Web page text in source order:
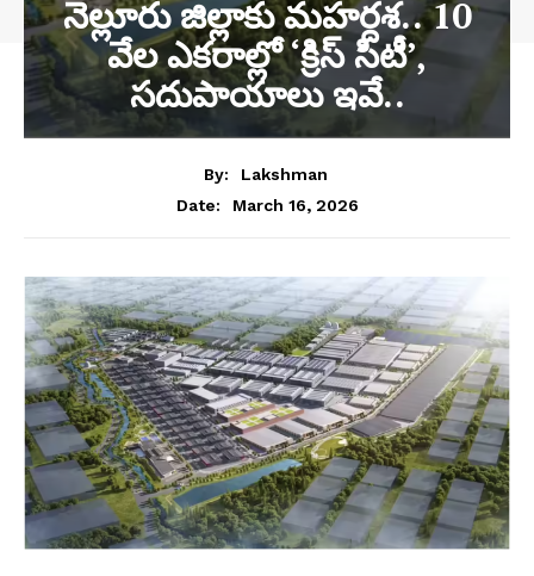
నెల్లూరు జిల్లాకు మహర్దశ.. 10
వేల ఎకరాల్లో ‘క్రిస్ సిటీ’,
సదుపాయాలు ఇవే..
By:
Lakshman
Date:
March 16, 2026